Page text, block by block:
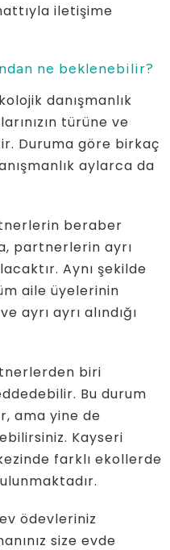
iletişime
ne beklenebilir?
danışmanlık
türüne ve
Duruma göre birkaç
aylarca da
beraber
partnerlerin ayrı
Aynı şekilde
aile üyelerinin
ayrı ayrı alındığı
biri
Bu durum
ama yine de
Kayseri
farklı ekollerde
ödevleriniz
size evde